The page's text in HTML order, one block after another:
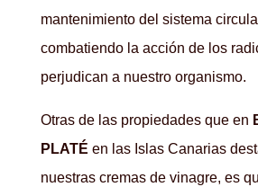
mantenimiento del sistema
combatiendo la acción de los
perjudican a nuestro organismo.
Otras de las propiedades que en
PLATÉ en las Islas Canarias
nuestras cremas de vinagre, es